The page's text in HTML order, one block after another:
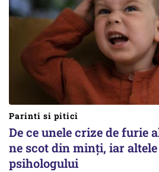
Parinti si pitici
De ce unele crize de furie
ne scot din minți, iar
psihologului